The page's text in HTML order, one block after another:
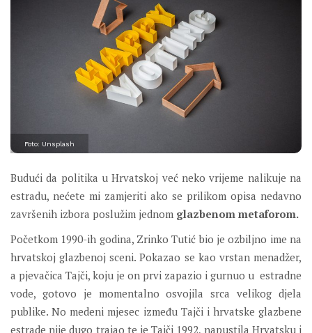
Foto: Unsplash
Budući da politika u Hrvatskoj već neko vrijeme nalikuje na
estradu, nećete mi zamjeriti ako se prilikom opisa nedavno
završenih izbora poslužim jednom glazbenom metaforom.
Početkom 1990-ih godina, Zrinko Tutić bio je ozbiljno ime na
hrvatskoj glazbenoj sceni. Pokazao se kao vrstan menadžer,
a pjevačica Tajči, koju je on prvi zapazio i gurnuo u estradne
vode, gotovo je momentalno osvojila srca velikog djela
publike. No medeni mjesec između Tajči i hrvatske glazbene
estrade nije dugo trajao te je Tajči 1992, napustila Hrvatsku i